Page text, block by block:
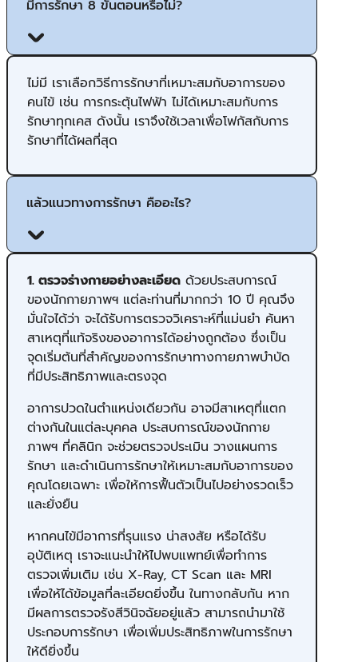
มีการรักษา 8 ขั้นตอนหรือไม่?
ไม่มี เราเลือกวิธีการรักษาที่เหมาะสมกับอาการของ
คนไข้ เช่น การกระตุ้นไฟฟ้า ไม่ได้เหมาะสมกับการ
รักษาทุกเคส ดังนั้น เราจึงใช้เวลาเพื่อโฟกัสกับการ
รักษาที่ได้ผลที่สุด
แล้วแนวทางการรักษา คืออะไร?
1. ตรวจร่างกายอย่างละเอียด ด้วยประสบการณ์
ของนักกายภาพฯ แต่ละท่านที่มากกว่า 10 ปี คุณจึง
มั่นใจได้ว่า จะได้รับการตรวจวิเคราะห์ที่แม่นยำ ค้นหา
สาเหตุที่แท้จริงของอาการได้อย่างถูกต้อง ซึ่งเป็น
จุดเริ่มต้นที่สำคัญของการรักษาทางกายภาพบำบัด
ที่มีประสิทธิภาพและตรงจุด
อาการปวดในตำแหน่งเดียวกัน อาจมีสาเหตุที่แตก
ต่างกันในแต่ละบุคคล ประสบการณ์ของนักกาย
ภาพฯ ที่คลินิก จะช่วยตรวจประเมิน วางแผนการ
รักษา และดำเนินการรักษาให้เหมาะสมกับอาการของ
คุณโดยเฉพาะ เพื่อให้การฟื้นตัวเป็นไปอย่างรวดเร็ว
และยั่งยืน
หากคนไข้มีอาการที่รุนแรง น่าสงสัย หรือได้รับ
อุบัติเหตุ เราจะแนะนำให้ไปพบแพทย์เพื่อทำการ
ตรวจเพิ่มเติม เช่น X-Ray, CT Scan และ MRI
เพื่อให้ได้ข้อมูลที่ละเอียดยิ่งขึ้น ในทางกลับกัน หาก
มีผลการตรวจรังสีวินิจฉัยอยู่แล้ว สามารถนำมาใช้
ประกอบการรักษา เพื่อเพิ่มประสิทธิภาพในการรักษา
ให้ดียิ่งขึ้น